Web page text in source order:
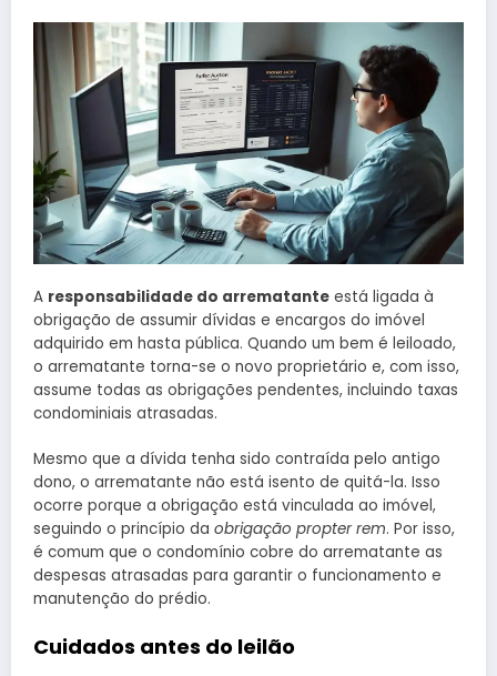
A responsabilidade do arrematante está ligada à
obrigação de assumir dívidas e encargos do imóvel
adquirido em hasta pública. Quando um bem é leiloado,
o arrematante torna-se o novo proprietário e, com isso,
assume todas as obrigações pendentes, incluindo taxas
condominiais atrasadas.
Mesmo que a dívida tenha sido contraída pelo antigo
dono, o arrematante não está isento de quitá-la. Isso
ocorre porque a obrigação está vinculada ao imóvel,
seguindo o princípio da obrigação propter rem. Por isso,
é comum que o condomínio cobre do arrematante as
despesas atrasadas para garantir o funcionamento e
manutenção do prédio.
Cuidados antes do leilão